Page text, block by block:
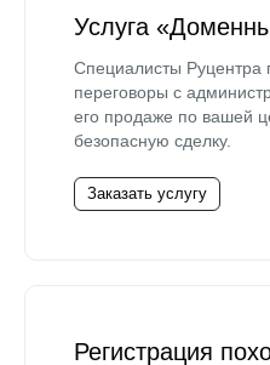
Услуга
Специалисты Руцентра
переговоры с
его продаже по вашей
безопасную сделку.
Заказать услугу
Регистрация